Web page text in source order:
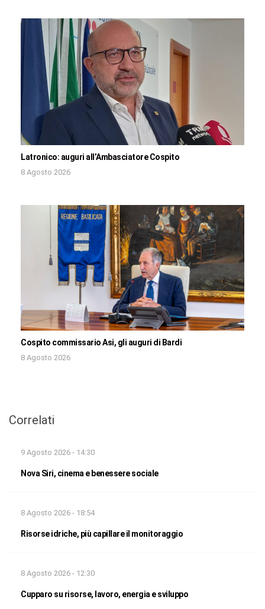
Latronico: auguri all’Ambasciatore Cospito
8 Agosto 2026
Cospito commissario Asi, gli auguri di Bardi
8 Agosto 2026
Correlati
9 Agosto 2026 - 14:30
Nova Siri, cinema e benessere sociale
8 Agosto 2026 - 18:54
Risorse idriche, più capillare il monitoraggio
8 Agosto 2026 - 12:30
Cupparo su risorse, lavoro, energia e sviluppo